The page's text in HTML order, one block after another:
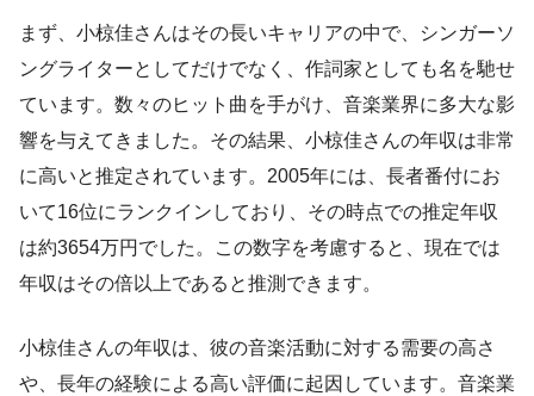
まず、小椋佳さんはその長いキャリアの中で、シンガーソ
ングライターとしてだけでなく、作詞家としても名を馳せ
ています。数々のヒット曲を手がけ、音楽業界に多大な影
響を与えてきました。その結果、小椋佳さんの年収は非常
に高いと推定されています。2005年には、長者番付にお
いて16位にランクインしており、その時点での推定年収
は約3654万円でした。この数字を考慮すると、現在では
年収はその倍以上であると推測できます。
小椋佳さんの年収は、彼の音楽活動に対する需要の高さ
や、長年の経験による高い評価に起因しています。音楽業